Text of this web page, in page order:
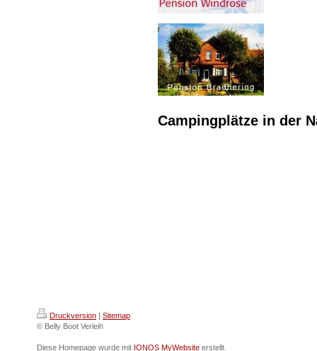
Campingplätze in der
Druckversion | Sitemap
© Belly Boot Verleih
Diese Homepage wurde mit IONOS MyWebsite erstellt.